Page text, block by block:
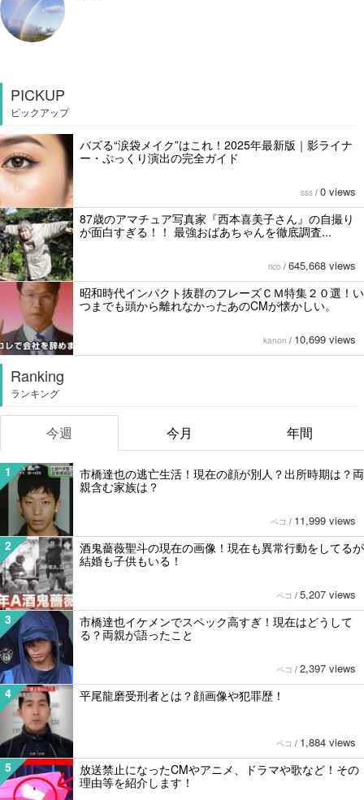
PICKUP
ピックアップ
バズる“涙袋メイク”はこれ！2025年最新版｜影ライナ
ー・ぷっくり演出の完全ガイド
sss / 0 views
87歳のアマチュア写真家『西本喜美子さん』の自撮り
が面白すぎる！！ 最強おばあちゃんを徹底調査...
rico / 645,668 views
昭和時代インパクト抜群のフレーズＣＭ特集２０選！い
つまでも頭から離れなかったあのCMが懐かしい。
kanon / 10,699 views
Ranking
ランキング
今週 今月 年間
1
市橋達也の逃亡生活！現在の顔が別人？出所時期は？両
親含む家族は？
ペコ / 11,999 views
2
酒鬼薔薇聖斗の現在の画像！現在も異常行動をしてるが
結婚も子供もいる！
ペコ / 5,207 views
3
市橋達也イケメンでスペック高すぎ！現在はどうして
る？両親が語ったこと
ペコ / 2,397 views
4 平尾龍磨受刑者とは？顔画像や犯罪歴！
ペコ / 1,884 views
5
放送禁止になったCMやアニメ、ドラマや歌など！その
理由等を紹介します！